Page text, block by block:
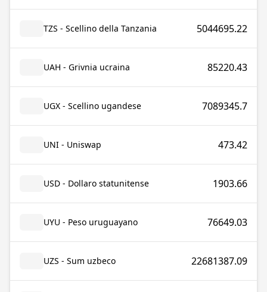
TZS - Scellino della Tanzania 5044695.22
UAH - Grivnia ucraina 85220.43
UGX - Scellino ugandese 7089345.7
UNI - Uniswap 473.42
USD - Dollaro statunitense 1903.66
UYU - Peso uruguayano 76649.03
UZS - Sum uzbeco 22681387.09